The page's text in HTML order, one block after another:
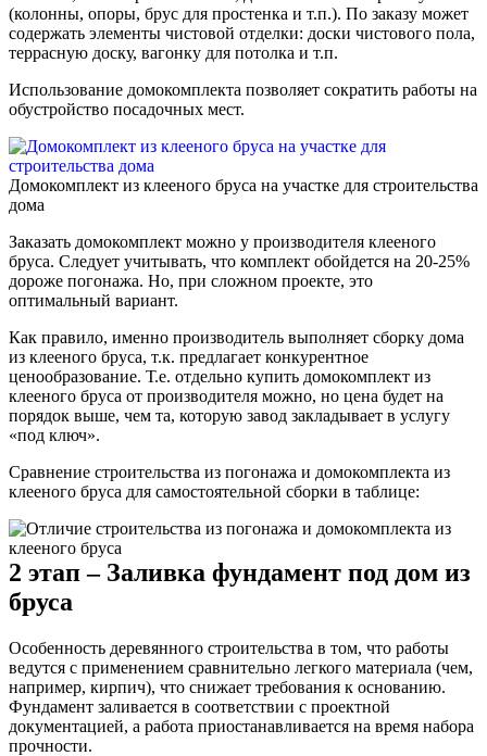
(колонны, опоры, брус для простенка и т.п.). По заказу может
содержать элементы чистовой отделки: доски чистового пола,
террасную доску, вагонку для потолка и т.п.
Использование домокомплекта позволяет сократить работы на
обустройство посадочных мест.
Домокомплект из клееного бруса на участке для строительства
дома
Заказать домокомплект можно у производителя клееного
бруса. Следует учитывать, что комплект обойдется на 20-25%
дороже погонажа. Но, при сложном проекте, это
оптимальный вариант.
Как правило, именно производитель выполняет сборку дома
из клееного бруса, т.к. предлагает конкурентное
ценообразование. Т.е. отдельно купить домокомплект из
клееного бруса от производителя можно, но цена будет на
порядок выше, чем та, которую завод закладывает в услугу
«под ключ».
Сравнение строительства из погонажа и домокомплекта из
клееного бруса для самостоятельной сборки в таблице:
2 этап – Заливка фундамент под дом из
бруса
Особенность деревянного строительства в том, что работы
ведутся с применением сравнительно легкого материала (чем,
например, кирпич), что снижает требования к основанию.
Фундамент заливается в соответствии с проектной
документацией, а работа приостанавливается на время набора
прочности.